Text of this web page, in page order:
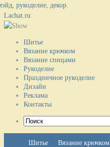
Lachat.ru
Шитье
Вязание крючком
Вязание спицами
Рукоделие
Праздничное рукоделие
Дизайн
Реклама
Контакты
Шитье Вязание крючком